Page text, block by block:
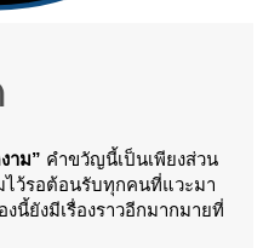
าม” คำขวัญนี้เป็นเพียงส่วน
ไว้รอต้อนรับทุกคนที่แวะมา
งนี้ยังมีเรื่องราวอีกมากมายที่